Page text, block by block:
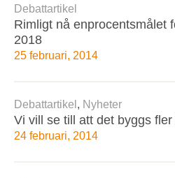
Debattartikel
Rimligt nå enprocentsmålet
2018
25 februari, 2014
Debattartikel , Nyheter
Vi vill se till att det byggs
24 februari, 2014